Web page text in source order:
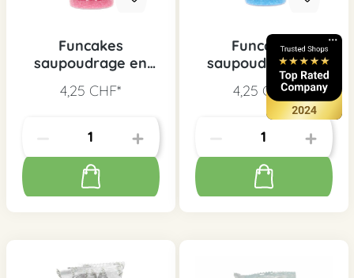
Funcakes
saupoudrage en
4,25 CHF*
Funcakes
saupoudrage en
sucre bleu, 80 g
4,25 CHF*